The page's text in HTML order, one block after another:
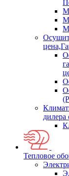
дилера
Тепловое